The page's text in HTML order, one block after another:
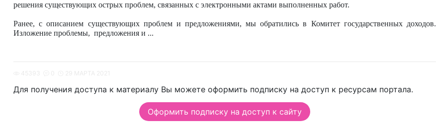
решения существующих острых проблем, связанных с электронными актами выполненных работ.
Ранее, с описанием существующих проблем и предложениями, мы обратились в Комитет государственных доходов.
Изложение проблемы, предложения и ...
Для получения доступа к материалу Вы можете оформить подписку на доступ к ресурсам портала.
Оформить подписку на доступ к сайту